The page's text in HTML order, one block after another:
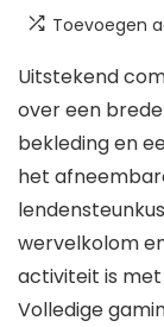
Toevoegen
Uitstekend
over een
bekleding en
het
wervelkolom
activiteit is
Volledige